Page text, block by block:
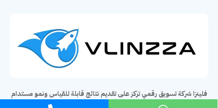
فلينزا شركة تسويق رقمي تركز على تقديم نتائج قابلة للقياس ونمو مستدام
لأعمالك نلتزم بوضع نشاطك على الطريق الصحيح للنجاح.